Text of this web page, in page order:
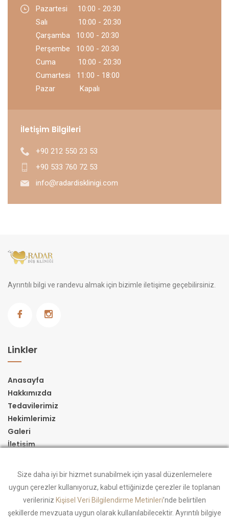
Pazartesi 10:00 - 20:30
Salı 10:00 - 20:30
Çarşamba 10:00 - 20:30
Perşembe 10:00 - 20:30
Cuma 10:00 - 20:30
Cumartesi 11:00 - 18:00
Pazar Kapalı
İletişim Bilgileri
+90 212 550 23 53
+90 533 760 72 53
info@radardisklinigi.com
Ayrıntılı bilgi ve randevu almak için bizimle iletişime geçebilirsiniz.
Linkler
Anasayfa
Hakkımızda
Tedavilerimiz
Hekimlerimiz
Galeri
İletişim
İletişim Bilgileri
Yenibosna Merkez. Eski Edirne Yolu Cad. No: 51
Size daha iyi bir hizmet sunabilmek için yasal düzenlemelere
uygun çerezler kullanıyoruz, kabul ettiğinizde çerezler ile toplanan
verileriniz Kişisel Veri Bilgilendirme Metinleri’nde belirtilen
şekillerde mevzuata uygun olarak kullanılabilecektir. Ayrıntılı bilgiye